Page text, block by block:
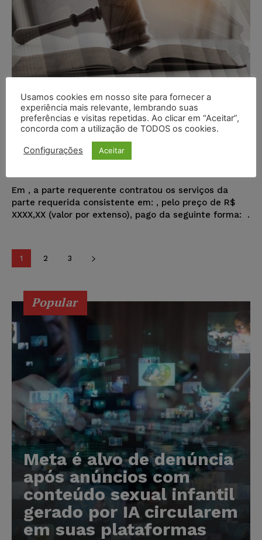
Modelo de Petição – Prestação de
Serviço – Réu Pessoa Física –
Serviço Não Executado – Cumprir
o Contrato
Em , a parte requerente contratou os serviços da
parte requerida consistente em: , pelo preço de R$
XXXX,XX (valor por extenso), pago da seguinte forma: .
1 2 3
Popular
Meta é alvo de denúncia
após anúncios com
conteúdo sexual infantil
gerado por IA circularem
em suas plataformas
Usamos cookies em nosso site para fornecer a
experiência mais relevante, lembrando suas
preferências e visitas repetidas. Ao clicar em “Aceitar”,
concorda com a utilização de TODOS os cookies.
Configurações Aceitar